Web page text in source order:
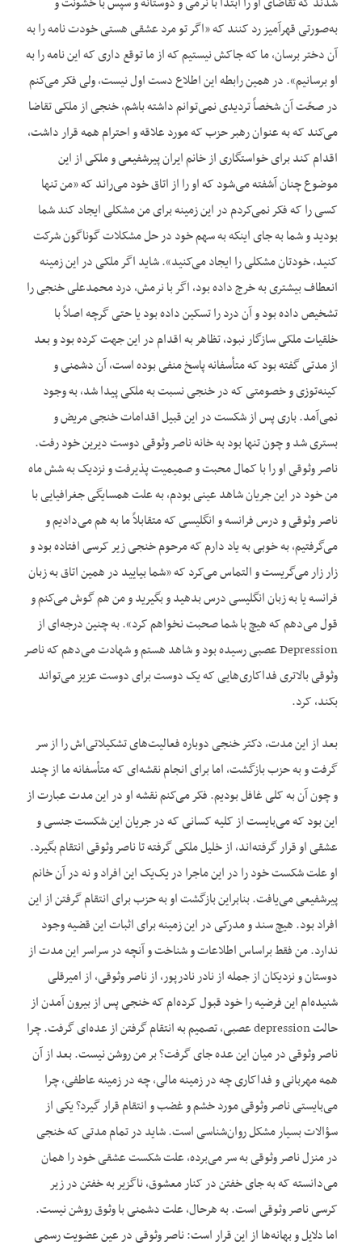
به‌صورتی قهرآمیز رد کنند که «اگر تو مرد عشقی هستی خودت نامه را به
آن دختر برسان، ما که جاکش نیستیم که از ما توقع داری که این نامه را به
او برسانیم». در همین رابطه این اطلاع دست اول نیست، ولی فکر می‌کنم
در صحّت آن شخصاً تردیدی نمی‌‌توانم داشته باشم، خنجی از ملکی تقاضا
می‌کند که به عنوان رهبر حزب که مورد علاقه و احترام همه قرار داشت،
اقدام کند برای خواستگاری از خانم ایران پیرشفیعی و ملکی از این
موضوع چنان آشفته می‌شود که او را از اتاق خود می‌راند که «من تنها
کسی را که فکر نمی‌‌کردم در این زمینه برای من مشکلی ایجاد کند شما
بودید و شما به جای اینکه به سهم خود در حل مشکلات گوناگون شرکت
کنید، خودتان مشکلی را ایجاد می‌کنید». شاید اگر ملکی در این زمینه
انعطاف بیشتری به خرج داده بود، اگر با نرمش، درد محمدعلی خنجی را
تشخیص داده بود و آن درد را تسکین داده بود یا حتی گرچه اصلاً با
خلقیات ملکی سازگار نبود، تظاهر به اقدام در این جهت کرده بود و بعد
از مدتی گفته بود که متأسفانه پاسخ منفی بوده است، آن دشمنی و
کینه‌توزی و خصومتی که در خنجی نسبت به ملکی پیدا شد، به وجود
نمی‌‌آمد. باری پس از شکست در این قبیل اقدامات خنجی مریض و
بستری شد و چون تنها بود به خانه ناصر وثوقی دوست دیرین خود رفت.
ناصر وثوقی او را با کمال محبت و صمیمیت پذیرفت و نزدیک به شش ماه
من خود در این جریان شاهد عینی بودم، به علت همسایگی جغرافیایی با
ناصر وثوقی و درس فرانسه و انگلیسی که متقابلاً ما به هم می‌دادیم و
می‌گرفتیم، به خوبی به یاد دارم که مرحوم خنجی زیر کرسی افتاده بود و
زار زار می‌گریست و التماس می‌کرد که «شما بیایید در همین اتاق به زبان
فرانسه یا به زبان انگلیسی درس بدهید و بگیرید و من هم گوش می‌کنم و
قول می‌دهم که هیچ با شما صحبت نخواهم کرد». به چنین درجه‌ای از
Depression عصبی رسیده بود و شاهد هستم و شهادت می‌دهم که ناصر
وثوقی بالاتری فداکاری‌‌هایی که یک دوست برای دوست عزیز می‌تواند
بکند، کرد.
بعد از این مدت، دکتر خنجی دوباره فعالیت‌های تشکیلاتی‌اش را از سر
گرفت و به حزب بازگشت، اما برای انجام نقشه‌ای که متأسفانه ما از چند
و چون آن به کلی غافل بودیم. فکر می‌کنم نقشه او در این مدت عبارت از
این بود که می‌بایست از کلیه کسانی که در جریان این شکست جنسی و
عشقی او قرار گرفته‌اند، از خلیل ملکی گرفته تا ناصر وثوقی انتقام بگیرد.
او علت شکست خود را در این ماجرا در یک‌یک این افراد و نه در آن خانم
پیرشفیعی می‌یافت. بنابراین بازگشت او به حزب برای انتقام گرفتن از این
افراد بود. هیچ سند و مدرکی در این زمینه برای اثبات این قضیه وجود
ندارد. من فقط براساس اطلاعات و شناخت و آنچه در سراسر این مدت از
دوستان و نزدیکان از جمله از نادر نادرپور، از ناصر وثوقی، از امیرقلی
شنیده‌ام این فرضیه را خود قبول کرده‌ام که خنجی پس از بیرون آمدن از
حالت depression عصبی، تصمیم به انتقام گرفتن از عده‌ای گرفت. چرا
ناصر وثوقی در میان این عده جای گرفت؟ بر من روشن نیست. بعد از آن
همه مهربانی و فداکاری چه در زمینه مالی، چه در زمینه عاطفی، چرا
می‌بایستی ناصر وثوقی مورد خشم و غضب و انتقام قرار گیرد؟ یکی از
سؤالات بسیار مشکل روان‌شناسی است. شاید در تمام مدتی که خنجی
در منزل ناصر وثوقی به سر می‌برده، علت شکست عشقی خود را همان
می‌دانسته که به جای خفتن در کنار معشوق، ناگزیر به خفتن در زیر
کرسی ناصر وثوقی است. به هرحال، علت دشمنی با وثوق روشن نیست.
اما دلایل و بهانه‌ها از این قرار است: ناصر وثوقی در عین عضویت رسمی